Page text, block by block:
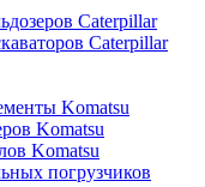
Caterpillar
Caterpillar
Komatsu
Komatsu
Komatsu
погрузчиков